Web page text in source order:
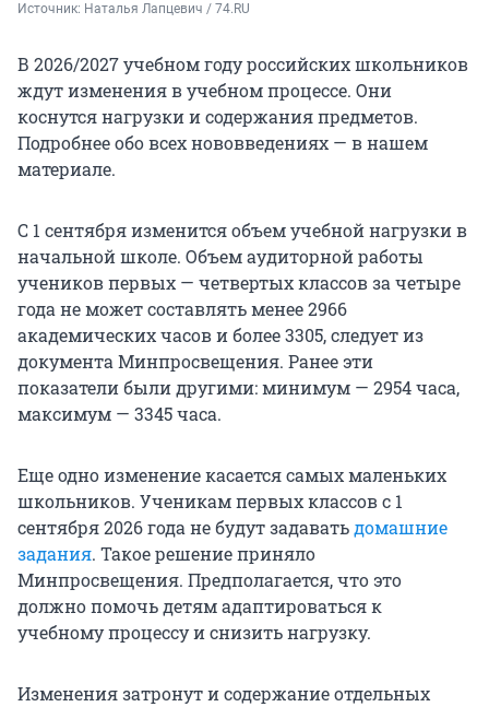
Источник: Наталья Лапцевич / 74.RU
В 2026/2027 учебном году российских школьников
ждут изменения в учебном процессе. Они
коснутся нагрузки и содержания предметов.
Подробнее обо всех нововведениях — в нашем
материале.
С 1 сентября изменится объем учебной нагрузки в
начальной школе. Объем аудиторной работы
учеников первых — четвертых классов за четыре
года не может составлять менее 2966
академических часов и более 3305, следует из
документа Минпросвещения. Ранее эти
показатели были другими: минимум — 2954 часа,
максимум — 3345 часа.
Еще одно изменение касается самых маленьких
школьников. Ученикам первых классов с 1
сентября 2026 года не будут задаватьдомашние
задания. Такое решение приняло
Минпросвещения. Предполагается, что это
должно помочь детям адаптироваться к
учебному процессу и снизить нагрузку.
Изменения затронут и содержание отдельных